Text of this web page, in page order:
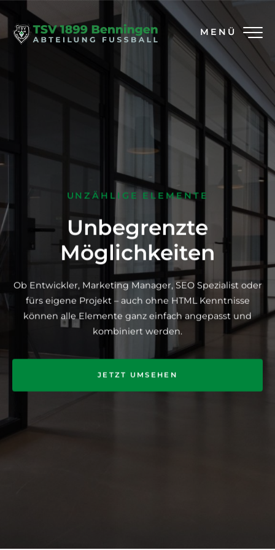
MENÜ
UNZÄHLIGE ELEMENTE
Unbegrenzte
Möglichkeiten
Ob Entwickler, Marketing Manager, SEO Spezialist oder
fürs eigene Projekt – auch ohne HTML Kenntnisse
können alle Elemente ganz einfach angepasst und
kombiniert werden.
JETZT UMSEHEN